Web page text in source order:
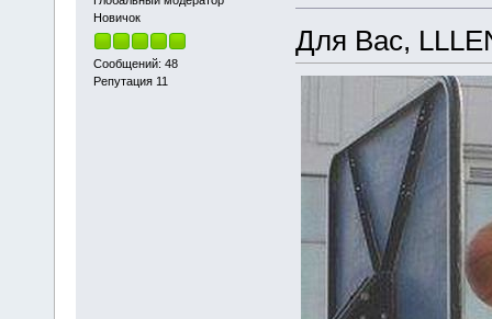
Новичок
Сообщений: 48
Репутация 11
Для Вас,